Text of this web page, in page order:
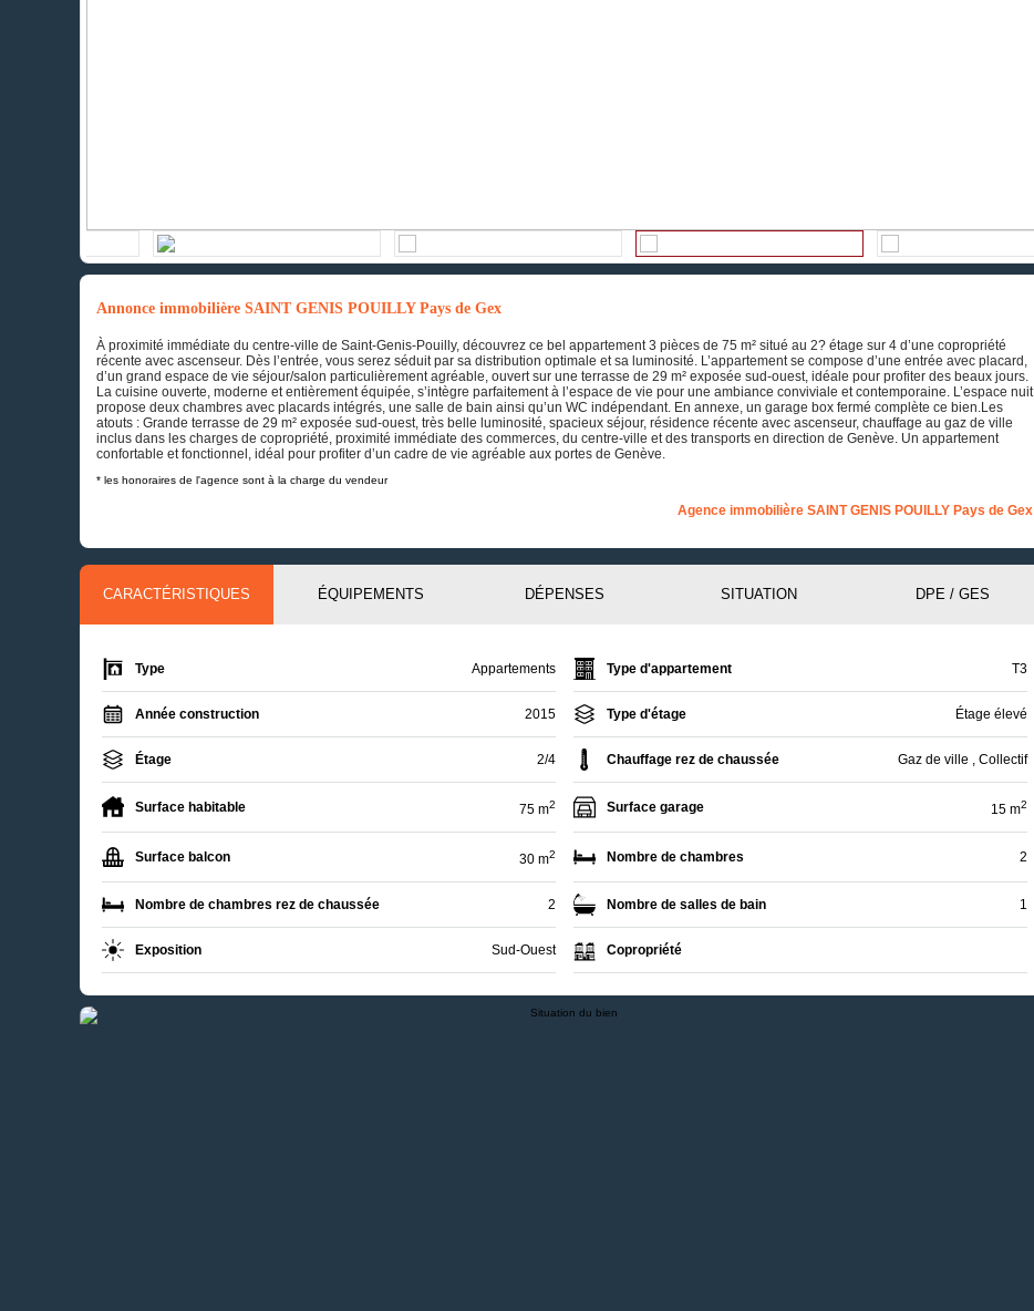
Annonce immobilière SAINT GENIS POUILLY Pays de Gex
À proximité immédiate du centre-ville de Saint-Genis-Pouilly, découvrez ce bel appartement 3 pièces de 75 m² situé au 2? étage sur 4 d’une copropriété
récente avec ascenseur. Dès l’entrée, vous serez séduit par sa distribution optimale et sa luminosité. L’appartement se compose d’une entrée avec placard,
d’un grand espace de vie séjour/salon particulièrement agréable, ouvert sur une terrasse de 29 m² exposée sud-ouest, idéale pour profiter des beaux jours.
La cuisine ouverte, moderne et entièrement équipée, s’intègre parfaitement à l’espace de vie pour une ambiance conviviale et contemporaine. L’espace nuit
propose deux chambres avec placards intégrés, une salle de bain ainsi qu’un WC indépendant. En annexe, un garage box fermé complète ce bien.Les
atouts : Grande terrasse de 29 m² exposée sud-ouest, très belle luminosité, spacieux séjour, résidence récente avec ascenseur, chauffage au gaz de ville
inclus dans les charges de copropriété, proximité immédiate des commerces, du centre-ville et des transports en direction de Genève. Un appartement
confortable et fonctionnel, idéal pour profiter d’un cadre de vie agréable aux portes de Genève.
* les honoraires de l'agence sont à la charge du vendeur
Agence immobilière SAINT GENIS POUILLY Pays de Gex
CARACTÉRISTIQUES ÉQUIPEMENTS DÉPENSES SITUATION DPE / GES
Type Appartements Type d'appartement T3
Année construction 2015 Type d'étage Étage élevé
Étage 2/4 Chauffage rez de chaussée Gaz de ville , Collectif
Surface habitable 75 m2 Surface garage 15 m2
Surface balcon 30 m2 Nombre de chambres 2
Nombre de chambres rez de chaussée 2 Nombre de salles de bain 1
Exposition Sud-Ouest Copropriété